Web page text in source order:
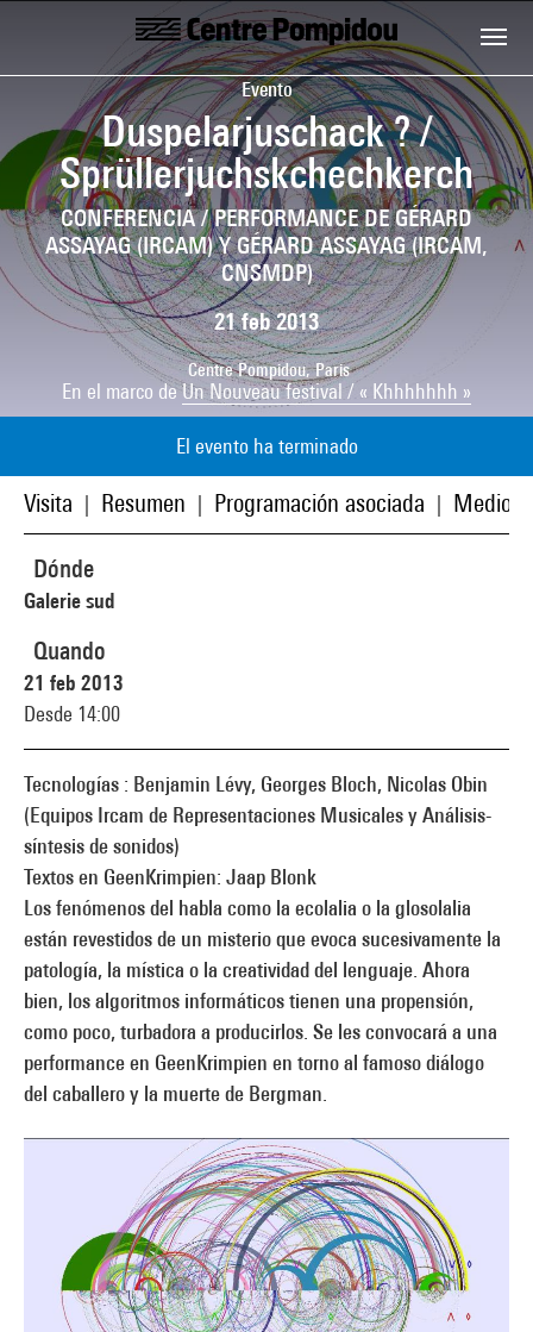
Skip to main content
Centre Pompidou
Evento
Duspelarjuschack ? /
Sprüllerjuchskchechkerch
CONFERENCIA / PERFORMANCE DE GÉRARD
ASSAYAG (IRCAM) Y GÉRARD ASSAYAG (IRCAM,
CNSMDP)
21 feb 2013
Centre Pompidou, Paris
En el marco deUn Nouveau festival / « Khhhhhhh »
El evento ha terminado
Visita Resumen Programación asociada Medios
Tecnologías : Benjamin Lévy, Georges Bloch, Nicolas Obin
(Equipos Ircam de Representaciones Musicales y Análisis-
síntesis de sonidos)
Textos en GeenKrimpien: Jaap Blonk
Los fenómenos del habla como la ecolalia o la glosolalia
están revestidos de un misterio que evoca sucesivamente la
patología, la mística o la creatividad del lenguaje. Ahora
bien, los algoritmos informáticos tienen una propensión,
como poco, turbadora a producirlos. Se les convocará a una
performance en GeenKrimpien en torno al famoso diálogo
del caballero y la muerte de Bergman.
Dónde
Galerie sud
Quando
21 feb 2013
Desde 14:00